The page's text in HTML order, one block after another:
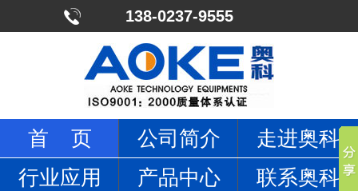
138-0237-9555
首 页 公司简介
走进奥科
行业应用
产品中心 联系奥科